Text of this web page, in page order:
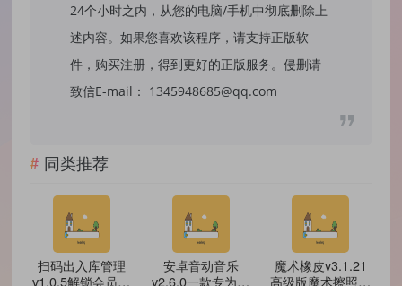
24个小时之内，从您的电脑/手机中彻底删除上
述内容。如果您喜欢该程序，请支持正版软
件，购买注册，得到更好的正版服务。侵删请
致信E-mail： 1345948685@qq.com
同类推荐
扫码出入库管理
v1.0.5解锁会员商
安卓音动音乐
v2.6.0一款专为音
魔术橡皮v3.1.21
高级版魔术擦照片